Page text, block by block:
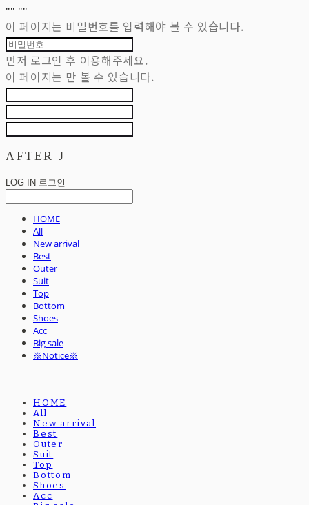
"" ""
이 페이지는 비밀번호를 입력해야 볼 수 있습니다.
먼저 로그인 후 이용해주세요.
이 페이지는 만 볼 수 있습니다.
AFTER J
LOG IN 로그인
HOME
All
New arrival
Best
Outer
Suit
Top
Bottom
Shoes
Acc
Big sale
※Notice※
HOME
All
New arrival
Best
Outer
Suit
Top
Bottom
Shoes
Acc